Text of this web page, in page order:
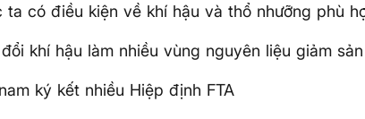
ta có điều kiện về khí hậu và thổ nhưỡng phù
khí hậu làm nhiều vùng nguyên liệu giảm
ký kết nhiều Hiệp định FTA